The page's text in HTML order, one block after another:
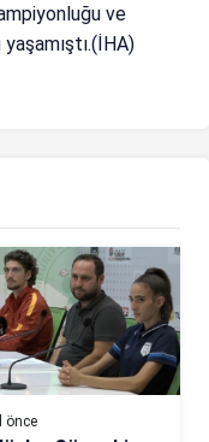
ve
önce